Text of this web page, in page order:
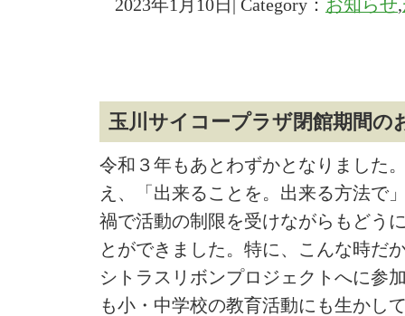
2023年1月10日| Category： お知らせ,
玉川サイコープラザ閉館期間の
令和３年もあとわずかとなりまし
え、「出来ることを。出来る方法で
禍で活動の制限を受けながらもどう
とができました。特に、こんな時だ
シトラスリボンプロジェクトへに参
も小・中学校の教育活動にも生かし